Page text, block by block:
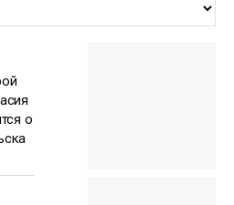
люди отдали за меня
о